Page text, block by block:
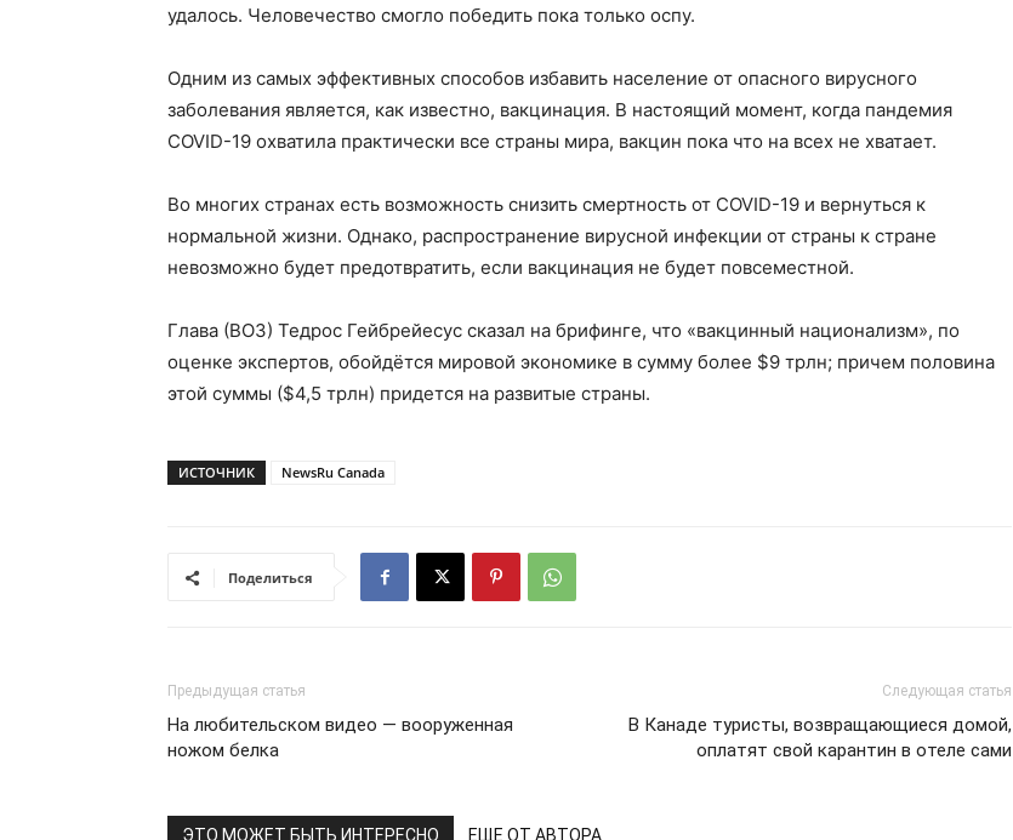
удалось. Человечество смогло победить пока только оспу.
Одним из самых эффективных способов избавить население от опасного вирусного
заболевания является, как известно, вакцинация. В настоящий момент, когда пандемия
COVID-19 охватила практически все страны мира, вакцин пока что на всех не хватает.
Во многих странах есть возможность снизить смертность от COVID-19 и вернуться к
нормальной жизни. Однако, распространение вирусной инфекции от страны к стране
невозможно будет предотвратить, если вакцинация не будет повсеместной.
Глава (ВОЗ) Тедрос Гейбрейесус сказал на брифинге, что «вакцинный национализм», по
оценке экспертов, обойдётся мировой экономике в сумму более $9 трлн; причем половина
этой суммы ($4,5 трлн) придется на развитые страны.
ИСТОЧНИК NewsRu Canada
Поделиться
Предыдущая статья
На любительском видео — вооруженная
ножом белка
Следующая статья
В Канаде туристы, возвращающиеся домой,
оплатят свой карантин в отеле сами
ЭТО МОЖЕТ БЫТЬ ИНТЕРЕСНО ЕЩЕ ОТ АВТОРА